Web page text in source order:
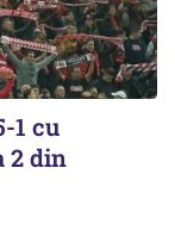
1 cu
2 din